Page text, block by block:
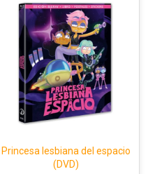
Princesa lesbiana del espacio
(DVD)